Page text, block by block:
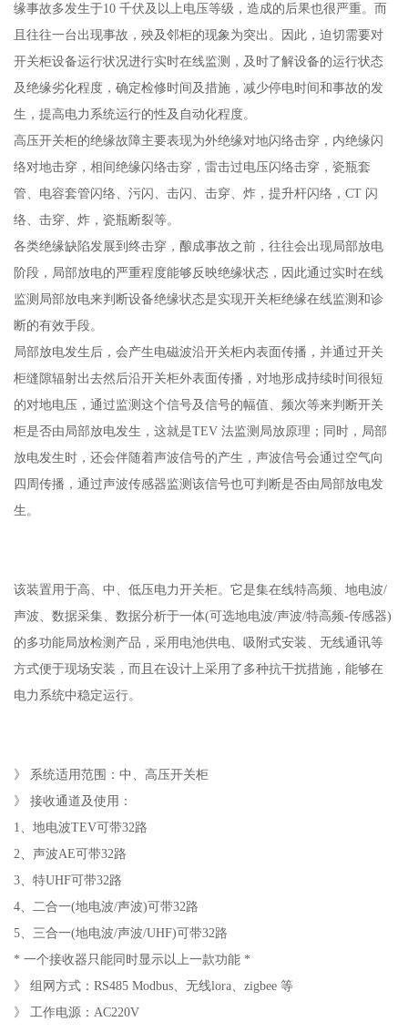
缘事故多发生于10 千伏及以上电压等级，造成的后果也很严重。而
且往往一台出现事故，殃及邻柜的现象为突出。因此，迫切需要对
开关柜设备运行状况进行实时在线监测，及时了解设备的运行状态
及绝缘劣化程度，确定检修时间及措施，减少停电时间和事故的发
生，提高电力系统运行的性及自动化程度。
高压开关柜的绝缘故障主要表现为外绝缘对地闪络击穿，内绝缘闪
络对地击穿，相间绝缘闪络击穿，雷击过电压闪络击穿，瓷瓶套
管、电容套管闪络、污闪、击闪、击穿、炸，提升杆闪络，CT 闪
络、击穿、炸，瓷瓶断裂等。
各类绝缘缺陷发展到终击穿，酿成事故之前，往往会出现局部放电
阶段，局部放电的严重程度能够反映绝缘状态，因此通过实时在线
监测局部放电来判断设备绝缘状态是实现开关柜绝缘在线监测和诊
断的有效手段。
局部放电发生后，会产生电磁波沿开关柜内表面传播，并通过开关
柜缝隙辐射出去然后沿开关柜外表面传播，对地形成持续时间很短
的对地电压，通过监测这个信号及信号的幅值、频次等来判断开关
柜是否由局部放电发生，这就是TEV 法监测局放原理；同时，局部
放电发生时，还会伴随着声波信号的产生，声波信号会通过空气向
四周传播，通过声波传感器监测该信号也可判断是否由局部放电发
生。
该装置用于高、中、低压电力开关柜。它是集在线特高频、地电波/
声波、数据采集、数据分析于一体(可选地电波/声波/特高频-传感器)
的多功能局放检测产品，采用电池供电、吸附式安装、无线通讯等
方式便于现场安装，而且在设计上采用了多种抗干扰措施，能够在
电力系统中稳定运行。
》 系统适用范围：中、高压开关柜
》 接收通道及使用：
1、地电波TEV可带32路
2、声波AE可带32路
3、特UHF可带32路
4、二合一(地电波/声波)可带32路
5、三合一(地电波/声波/UHF)可带32路
* 一个接收器只能同时显示以上一款功能 *
》 组网方式：RS485 Modbus、无线lora、zigbee 等
》 工作电源：AC220V